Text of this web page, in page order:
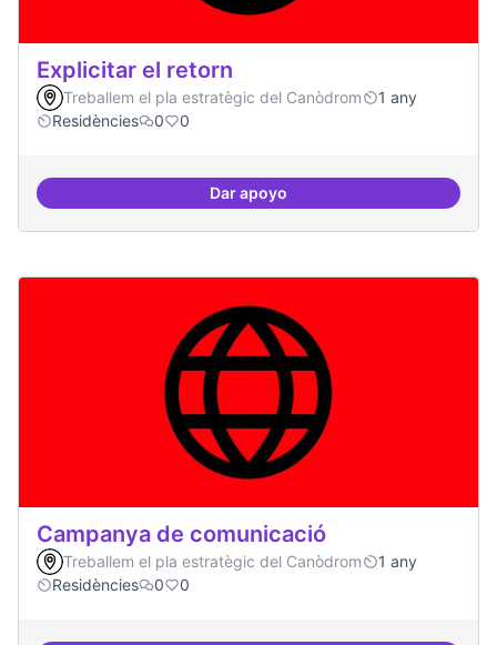
Explicitar el retorn
Treballem el pla estratègic del Canòdrom
1 any
Residències
0 0
Dar apoyoExplicitar el retorn
Campanya de comunicació
Treballem el pla estratègic del Canòdrom
1 any
Residències
0 0